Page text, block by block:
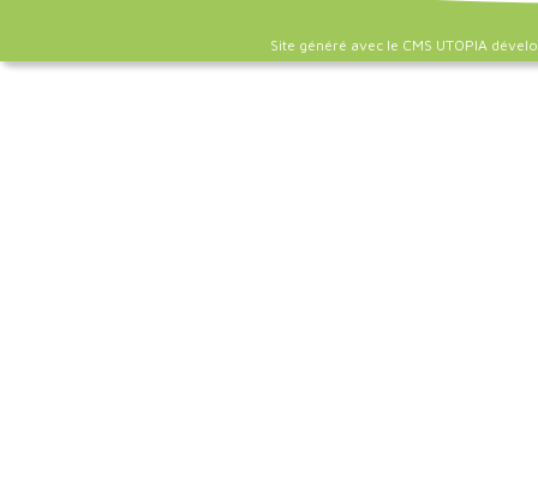
Site généré avec le CMS UTOPIA